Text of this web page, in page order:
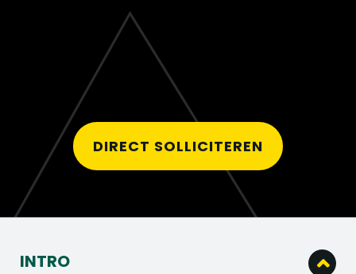
DIRECT SOLLICITEREN
INTRO